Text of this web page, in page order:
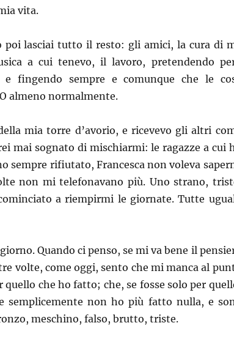
vita.
poi lasciai tutto il resto: gli amici, la cura di
a cui tenevo, il lavoro, pretendendo
e fingendo sempre e comunque che le
almeno normalmente.
mia torre d’avorio, e ricevevo gli altri
mai sognato di mischiarmi: le ragazze a cui
sempre rifiutato, Francesca non voleva
non mi telefonavano più. Uno strano,
a riempirmi le giornate. Tutte
Quando ci penso, se mi va bene il
volte, come oggi, sento che mi manca al
che ho fatto; che, se fosse solo per
semplicemente non ho più fatto nulla, e
meschino, falso, brutto, triste.